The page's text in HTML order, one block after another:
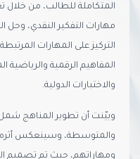
المتكاملة للطالب، من خلال
مهارات التفكير النقدي، وحل
التركيز على المهارات
المفاهيم الرقمية والرياضية
والاختبارات الدولية.
وبيّنت أن تطوير المناهج شمل
والمتوسطة، وسينعكس أثره
ومهاراتهم، حيث تم تصميم